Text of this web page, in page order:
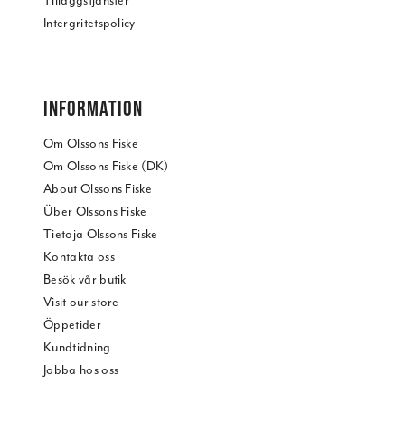
Intergritetspolicy
INFORMATION
Om Olssons Fiske
Om Olssons Fiske (DK)
About Olssons Fiske
Über Olssons Fiske
Tietoja Olssons Fiske
Kontakta oss
Besök vår butik
Visit our store
Öppetider
Kundtidning
Jobba hos oss